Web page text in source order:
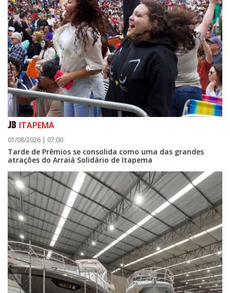
06/08/2026 | 07:00
Camboriú: exposição de arte transforma o Paço Municipal em um espaço
de cultura
ITAPEMA
01/08/2026 | 07:00
Tarde de Prêmios se consolida como uma das grandes
atrações do Arraiá Solidário de Itapema